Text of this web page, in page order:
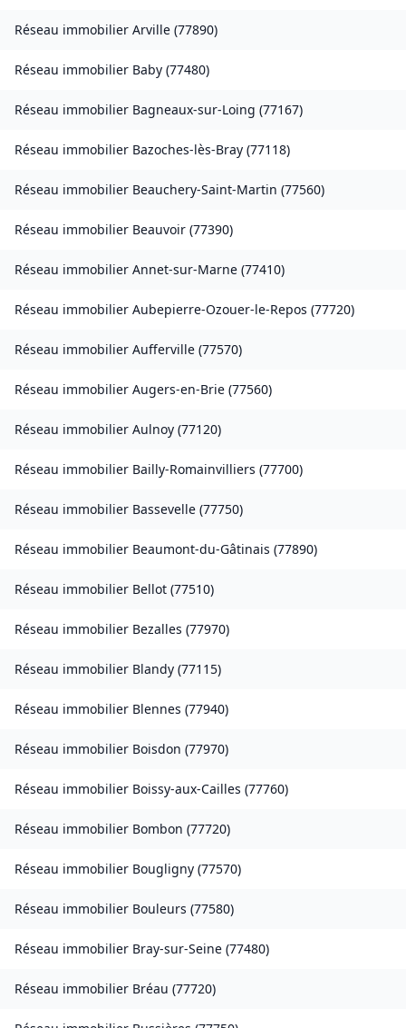
Réseau immobilier Arville (77890)
Réseau immobilier Baby (77480)
Réseau immobilier Bagneaux-sur-Loing (77167)
Réseau immobilier Bazoches-lès-Bray (77118)
Réseau immobilier Beauchery-Saint-Martin (77560)
Réseau immobilier Beauvoir (77390)
Réseau immobilier Annet-sur-Marne (77410)
Réseau immobilier Aubepierre-Ozouer-le-Repos (77720)
Réseau immobilier Aufferville (77570)
Réseau immobilier Augers-en-Brie (77560)
Réseau immobilier Aulnoy (77120)
Réseau immobilier Bailly-Romainvilliers (77700)
Réseau immobilier Bassevelle (77750)
Réseau immobilier Beaumont-du-Gâtinais (77890)
Réseau immobilier Bellot (77510)
Réseau immobilier Bezalles (77970)
Réseau immobilier Blandy (77115)
Réseau immobilier Blennes (77940)
Réseau immobilier Boisdon (77970)
Réseau immobilier Boissy-aux-Cailles (77760)
Réseau immobilier Bombon (77720)
Réseau immobilier Bougligny (77570)
Réseau immobilier Bouleurs (77580)
Réseau immobilier Bray-sur-Seine (77480)
Réseau immobilier Bréau (77720)